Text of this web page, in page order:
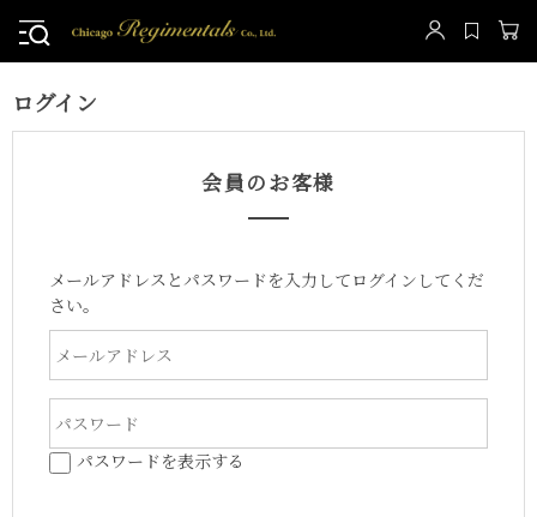
ログイン
会員のお客様
メールアドレスとパスワードを入力してログインしてくだ
さい。
パスワードを表示する